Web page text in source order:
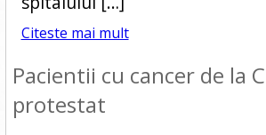
Citeste mai mult
Pacientii cu cancer de la
protestat